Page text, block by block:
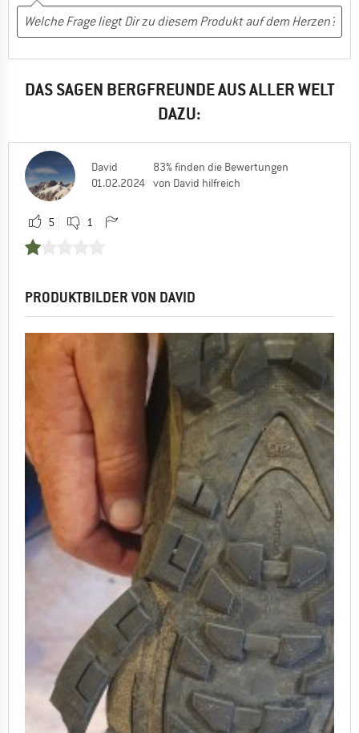
DAS SAGEN BERGFREUNDE AUS ALLER WELT
DAZU:
David
01.02.2024
83% finden die Bewertungen
von David hilfreich
5 1
PRODUKTBILDER VON DAVID